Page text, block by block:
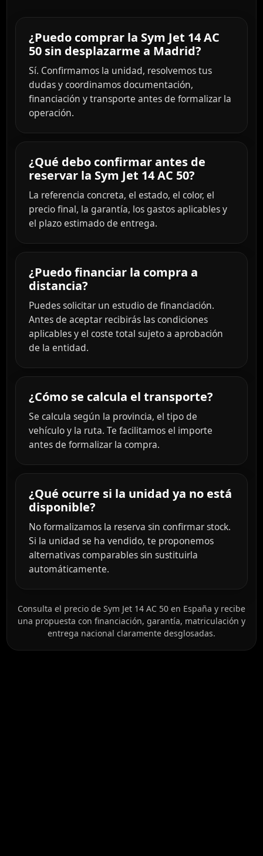
¿Puedo comprar la Sym Jet 14 AC
50 sin desplazarme a Madrid?
Sí. Confirmamos la unidad, resolvemos tus
dudas y coordinamos documentación,
financiación y transporte antes de formalizar la
operación.
¿Qué debo confirmar antes de
reservar la Sym Jet 14 AC 50?
La referencia concreta, el estado, el color, el
precio final, la garantía, los gastos aplicables y
el plazo estimado de entrega.
¿Puedo financiar la compra a
distancia?
Puedes solicitar un estudio de financiación.
Antes de aceptar recibirás las condiciones
aplicables y el coste total sujeto a aprobación
de la entidad.
¿Cómo se calcula el transporte?
Se calcula según la provincia, el tipo de
vehículo y la ruta. Te facilitamos el importe
antes de formalizar la compra.
¿Qué ocurre si la unidad ya no está
disponible?
No formalizamos la reserva sin confirmar stock.
Si la unidad se ha vendido, te proponemos
alternativas comparables sin sustituirla
automáticamente.
Consulta el precio de Sym Jet 14 AC 50 en España y recibe
una propuesta con financiación, garantía, matriculación y
entrega nacional claramente desglosadas.